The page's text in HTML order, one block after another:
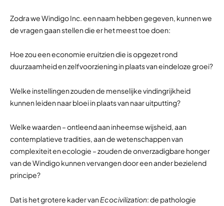
Zodra we Windigo Inc. een naam hebben gegeven, kunnen we
de vragen gaan stellen die er het meest toe doen:
Hoe zou een economie eruitzien die is opgezet rond
duurzaamheid en zelfvoorziening in plaats van eindeloze groei?
Welke instellingen zouden de menselijke vindingrijkheid
kunnen leiden naar bloei in plaats van naar uitputting?
Welke waarden – ontleend aan inheemse wijsheid, aan
contemplatieve tradities, aan de wetenschappen van
complexiteit en ecologie – zouden de onverzadigbare honger
van de Windigo kunnen vervangen door een ander bezielend
principe?
Dat is het grotere kader van Ecocivilization: de pathologie